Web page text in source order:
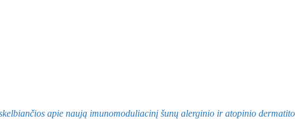
apie naują imunomoduliacinį šunų alerginio ir atopinio